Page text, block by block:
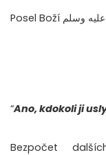
“Ano, kdokoli ji
Bezpočet